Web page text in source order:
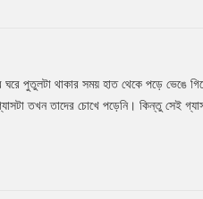
ঘরে পুতুলটা থাকার সময় হাত থেকে পড়ে ভেঙে
তখন তাদের চোখে পড়েনি। কিন্তু সেই